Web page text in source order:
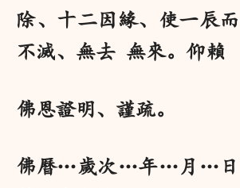
除、十二因緣、使一辰
不滅、無去 無來。仰賴
佛恩證明、謹疏。
佛曆…歲次…年…月…日